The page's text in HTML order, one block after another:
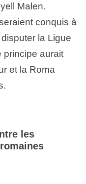
Malen.
conquis à
disputer la Ligue
principe aurait
et la Roma
les